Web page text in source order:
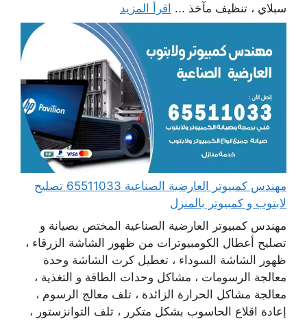
سبلاي ، تنظيف مآخذ ... اقرأ المزيد
مهندس كمبيوتر العارضية الصناعية 65511033 تصليح
لابتوب و كمبيوتر بالمنزل
مهندس كمبيوتر العارضية الصناعية المختص بصيانة و
تصليح أعطال الكومبيوترات من ظهور الشاشة الزرقاء ،
ظهور الشاشة السوداء ، تعطيل كرت الشاشة وحدة
معالجة الرسومات ، مشاكل وحدات الطاقة و التغذية ،
معالجة مشاكل الحرارة الزائدة ، تلف معالج الرسوم ،
إعادة اقلاع الحاسوب بشكل متكرر ، تلف التوانزستور ،